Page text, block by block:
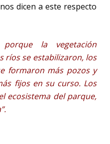
dicen a este respecto
la vegetación
ríos se estabilizaron, los
formaron más pozos y
fijos en su curso. Los
ecosistema del parque,